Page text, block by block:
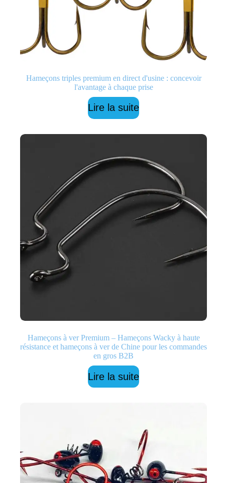
Hameçons triples premium en direct d'usine : concevoir
l'avantage à chaque prise
Lire la suite
Hameçons à ver Premium – Hameçons Wacky à haute
résistance et hameçons à ver de Chine pour les commandes
en gros B2B
Lire la suite